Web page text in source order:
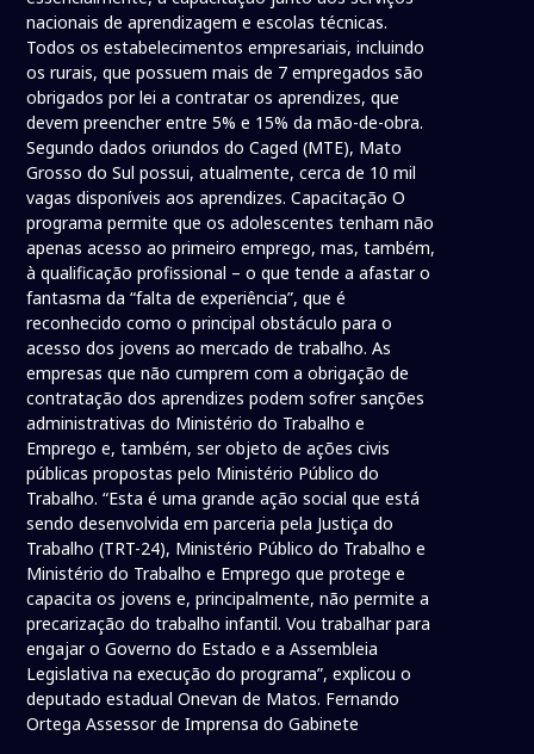
nacionais de aprendizagem e escolas técnicas.
Todos os estabelecimentos empresariais, incluindo
os rurais, que possuem mais de 7 empregados são
obrigados por lei a contratar os aprendizes, que
devem preencher entre 5% e 15% da mão-de-obra.
Segundo dados oriundos do Caged (MTE), Mato
Grosso do Sul possui, atualmente, cerca de 10 mil
vagas disponíveis aos aprendizes. Capacitação O
programa permite que os adolescentes tenham não
apenas acesso ao primeiro emprego, mas, também,
à qualificação profissional – o que tende a afastar o
fantasma da “falta de experiência”, que é
reconhecido como o principal obstáculo para o
acesso dos jovens ao mercado de trabalho. As
empresas que não cumprem com a obrigação de
contratação dos aprendizes podem sofrer sanções
administrativas do Ministério do Trabalho e
Emprego e, também, ser objeto de ações civis
públicas propostas pelo Ministério Público do
Trabalho. “Esta é uma grande ação social que está
sendo desenvolvida em parceria pela Justiça do
Trabalho (TRT-24), Ministério Público do Trabalho e
Ministério do Trabalho e Emprego que protege e
capacita os jovens e, principalmente, não permite a
precarização do trabalho infantil. Vou trabalhar para
engajar o Governo do Estado e a Assembleia
Legislativa na execução do programa”, explicou o
deputado estadual Onevan de Matos. Fernando
Ortega Assessor de Imprensa do Gabinete